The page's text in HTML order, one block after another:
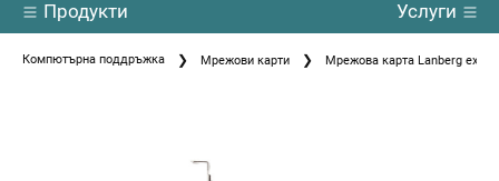
Продукти Услуги
Компютърна поддръжка Мрежови карти Мрежова карта Lanberg